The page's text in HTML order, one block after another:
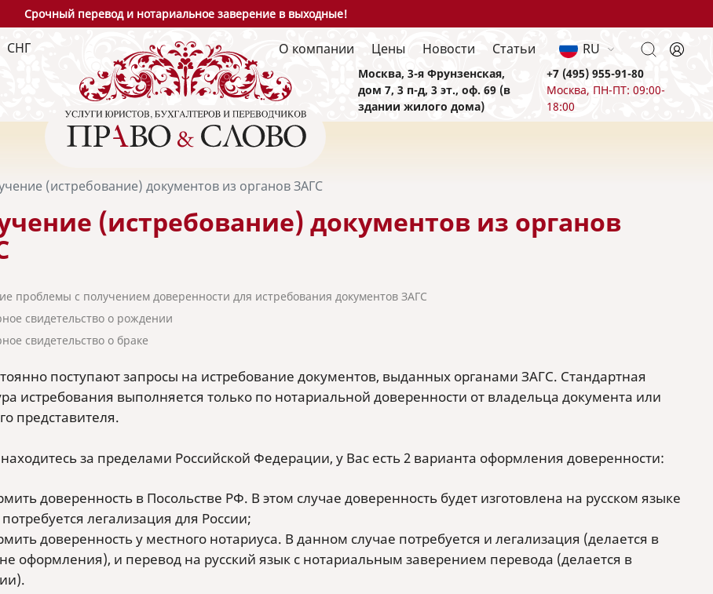
Срочный перевод и нотариальное заверение в выходные!
СНГ О компании Цены Новости Статьи RU
Москва, 3-я Фрунзенская,
дом 7, 3 п-д, 3 эт., оф. 69 (в
здании жилого дома)
+7 (495) 955-91-80
Москва, ПН-ПТ: 09:00-
18:00
(истребование) документов из органов ЗАГС
(истребование) документов из органов
проблемы с получением доверенности для истребования документов ЗАГС
свидетельство о рождении
свидетельство о браке
поступают запросы на истребование документов, выданных органами ЗАГС. Стандартная
истребования выполняется только по нотариальной доверенности от владельца документа или
представителя.
за пределами Российской Федерации, у Вас есть 2 варианта оформления доверенности:
доверенность в Посольстве РФ. В этом случае доверенность будет изготовлена на русском языке
легализация для России;
доверенность у местного нотариуса. В данном случае потребуется и легализация (делается в
оформления), и перевод на русский язык с нотариальным заверением перевода (делается в